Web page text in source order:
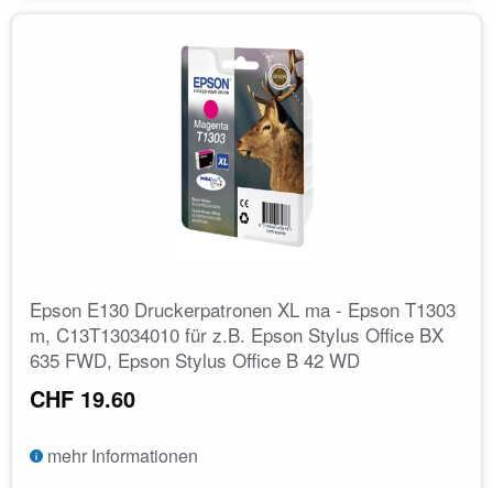
Epson E130 Druckerpatronen XL ma - Epson T1303
m, C13T13034010 für z.B. Epson Stylus Office BX
635 FWD, Epson Stylus Office B 42 WD
CHF 19.60
mehr Informationen